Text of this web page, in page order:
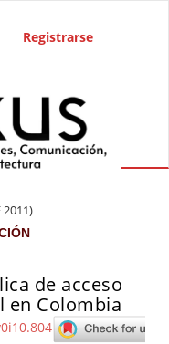
Registrarse
2011)
de acceso
en Colombia